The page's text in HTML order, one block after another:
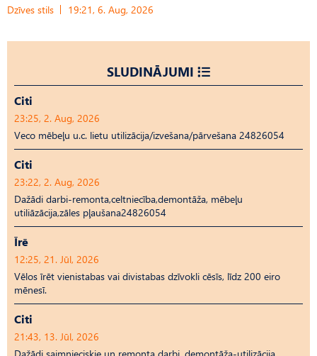
Dzīves stils 19:21, 6. Aug, 2026
SLUDINĀJUMI
Citi
23:25, 2. Aug, 2026
Veco mēbeļu u.c. lietu utilizācija/izvešana/pārvešana 24826054
Citi
23:22, 2. Aug, 2026
Dažādi darbi-remonta,celtniecība,demontāža, mēbeļu
utiliāzācija,zāles pļaušana24826054
Īrē
12:25, 21. Jūl, 2026
Vēlos īrēt vienistabas vai divistabas dzīvokli cēsīs, līdz 200 eiro
mēnesī.
Citi
21:43, 13. Jūl, 2026
Dažādi saimnieciskie un remonta darbi, demontāža-utilizācija,